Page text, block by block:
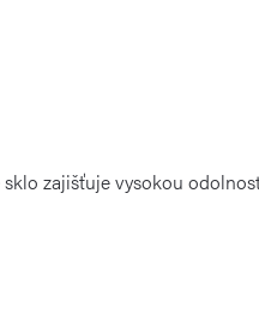
zajišťuje vysokou